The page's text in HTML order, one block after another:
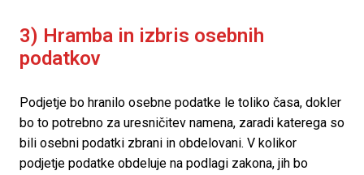
3) Hramba in izbris osebnih
podatkov
Podjetje bo hranilo osebne podatke le toliko časa, dokler
bo to potrebno za uresničitev namena, zaradi katerega so
bili osebni podatki zbrani in obdelovani. V kolikor
podjetje podatke obdeluje na podlagi zakona, jih bo